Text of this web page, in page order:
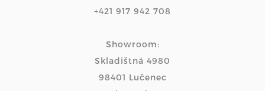
+421 917 942 708
Showroom:
Skladištná 4980
98401 Lučenec